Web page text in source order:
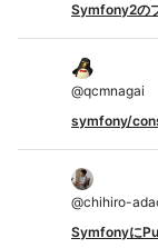
Symfony2の
@qcmnagai
symfony/
@chihiro-
Symfonyに